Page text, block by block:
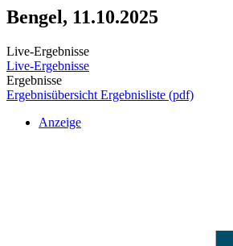
Bengel, 11.10.2025
Live-Ergebnisse
Live-Ergebnisse
Ergebnisse
Ergebnisübersicht Ergebnisliste (pdf)
Anzeige